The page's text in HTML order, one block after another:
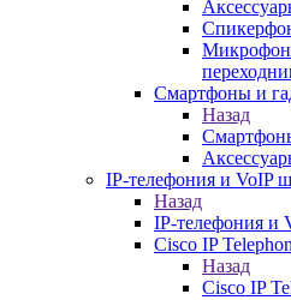
Смартфоны и
Назад
IP-телефония и VoIP
Назад
IP-телефония и
Cisco IP
Назад
Cisco IP